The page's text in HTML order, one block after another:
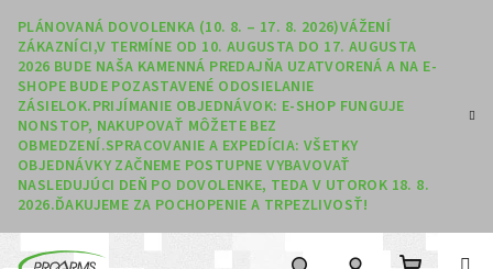
PLÁNOVANÁ DOVOLENKA (10. 8. – 17. 8. 2026)VÁŽENÍ
ZÁKAZNÍCI,V TERMÍNE OD 10. AUGUSTA DO 17. AUGUSTA
2026 BUDE NAŠA KAMENNÁ PREDAJŇA UZATVORENÁ A NA E-
SHOPE BUDE POZASTAVENÉ ODOSIELANIE
ZÁSIELOK.PRIJÍMANIE OBJEDNÁVOK: E-SHOP FUNGUJE
NONSTOP, NAKUPOVAŤ MÔŽETE BEZ
OBMEDZENÍ.SPRACOVANIE A EXPEDÍCIA: VŠETKY
OBJEDNÁVKY ZAČNEME POSTUPNE VYBAVOVAŤ
NASLEDUJÚCI DEŇ PO DOVOLENKE, TEDA V UTOROK 18. 8.
2026.ĎAKUJEME ZA POCHOPENIE A TRPEZLIVOSŤ!